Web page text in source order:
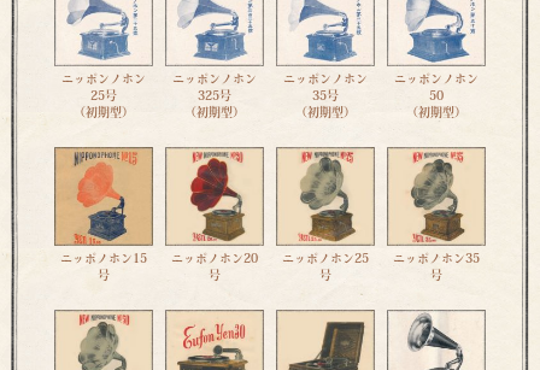
ニッポンノホン
25号
（初期型）
ニッポンノホン
325号
（初期型）
ニッポンノホン
35号
（初期型）
ニッポンノホン
50
（初期型）
ニッポノホン15
号
ニッポノホン20
号
ニッポノホン25
号
ニッポノホン35
号